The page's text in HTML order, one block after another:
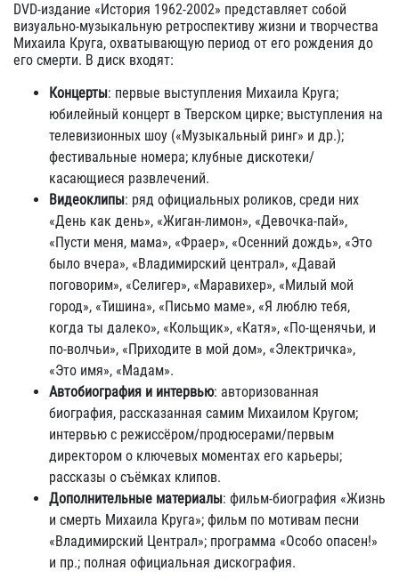
DVD-издание «История 1962-2002» представляет собой
визуально-музыкальную ретроспективу жизни и творчества
Михаила Круга, охватывающую период от его рождения до
его смерти. В диск входят:
Концерты: первые выступления Михаила Круга;
юбилейный концерт в Тверском цирке; выступления на
телевизионных шоу («Музыкальный ринг» и др.);
фестивальные номера; клубные дискотеки/
касающиеся развлечений.
Видеоклипы: ряд официальных роликов, среди них
«День как день», «Жиган-лимон», «Девочка-пай»,
«Пусти меня, мама», «Фраер», «Осенний дождь», «Это
было вчера», «Владимирский централ», «Давай
поговорим», «Селигер», «Маравихер», «Милый мой
город», «Тишина», «Письмо маме», «Я люблю тебя,
когда ты далеко», «Кольщик», «Катя», «По-щенячьи, и
по-волчьи», «Приходите в мой дом», «Электричка»,
«Это имя», «Мадам».
Автобиография и интервью: авторизованная
биография, рассказанная самим Михаилом Кругом;
интервью с режиссёром/продюсерами/первым
директором о ключевых моментах его карьеры;
рассказы о съёмках клипов.
Дополнительные материалы: фильм-биография «Жизнь
и смерть Михаила Круга»; фильм по мотивам песни
«Владимирский Централ»; программа «Особо опасен!»
и пр.; полная официальная дискография.